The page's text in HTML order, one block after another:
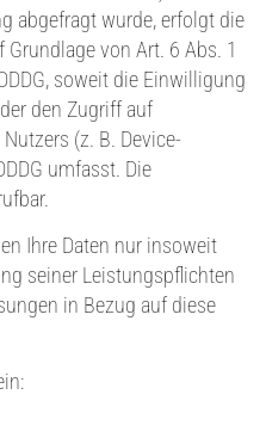
abgefragt wurde, erfolgt die
von Art. 6 Abs. 1
soweit die Einwilligung
den Zugriff auf
(z. B. Device-
umfasst. Die
Ihre Daten nur insoweit
seiner Leistungspflichten
in Bezug auf diese